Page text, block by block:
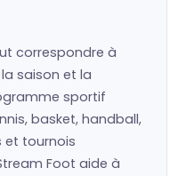
correspondre à
saison et la
sportif
basket, handball,
et tournois
Foot aide à